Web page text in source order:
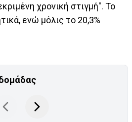
χρονική στιγμή". Το
ενώ μόλις το 20,3%